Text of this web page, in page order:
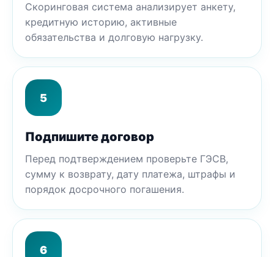
Скоринговая система анализирует анкету,
кредитную историю, активные
обязательства и долговую нагрузку.
5
Подпишите договор
Перед подтверждением проверьте ГЭСВ,
сумму к возврату, дату платежа, штрафы и
порядок досрочного погашения.
6